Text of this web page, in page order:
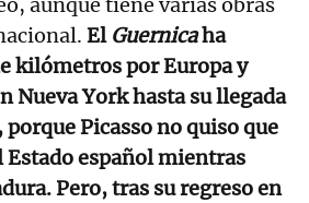
aunque tiene varias obras
El Guernicaha
kilómetros por Europa y
Nueva York hasta su llegada
porque Picasso no quiso que
Estado español mientras
Pero, tras su regreso en